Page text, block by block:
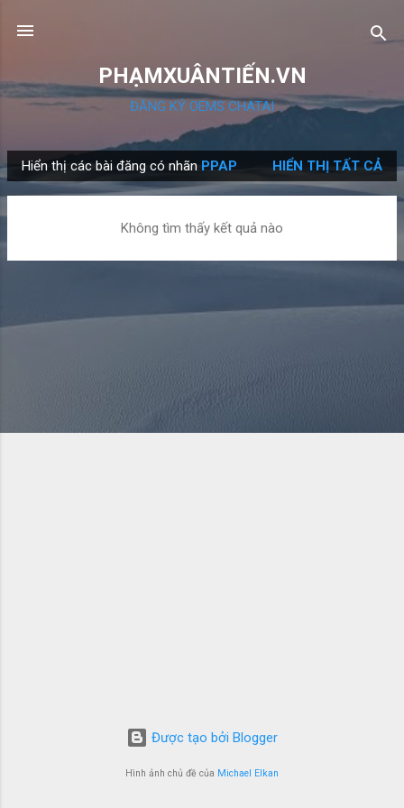
PHẠMXUÂNTIẾN.VN
ĐĂNG KÝ OEMS CHATAI
B
à
g
Hiển thị các bài đăng có nhãn PPAP HIỂN THỊ TẤT CẢ
Không tìm thấy kết quả nào
Được tạo bởi Blogger
Hình ảnh chủ đề của Michael Elkan